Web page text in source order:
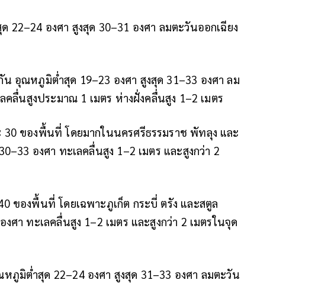
22–24 องศา สูงสุด 30–31 องศา ลมตะวันออกเฉียง
อุณหภูมิต่ำสุด 19–23 องศา สูงสุด 31–33 องศา ลม
ลื่นสูงประมาณ 1 เมตร ห่างฝั่งคลื่นสูง 1–2 เมตร
ของพื้นที่ โดยมากในนครศรีธรรมราช พัทลุง และ
องศา ทะเลคลื่นสูง 1–2 เมตร และสูงกว่า 2
ของพื้นที่ โดยเฉพาะภูเก็ต กระบี่ ตรัง และสตูล
า ทะเลคลื่นสูง 1–2 เมตร และสูงกว่า 2 เมตรในจุด
มิต่ำสุด 22–24 องศา สูงสุด 31–33 องศา ลมตะวัน